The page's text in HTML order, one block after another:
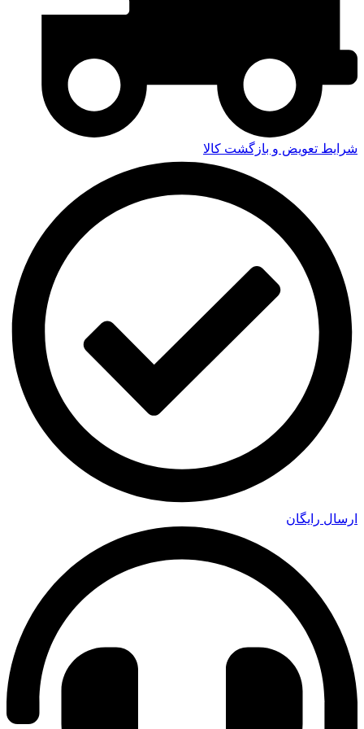
شرایط تعویض و بازگشت کالا
ارسال رایگان